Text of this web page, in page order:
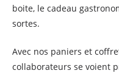
boite, le cadeau
sortes.
Avec nos paniers et
collaborateurs se voient